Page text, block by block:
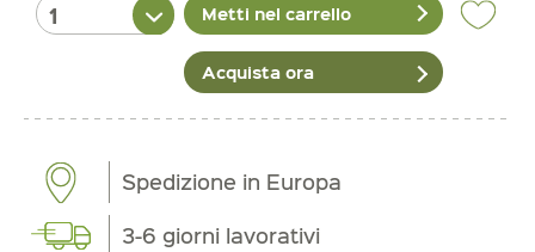
Metti nel carrello
Acquista ora
Spedizione in Europa
3-6 giorni lavorativi